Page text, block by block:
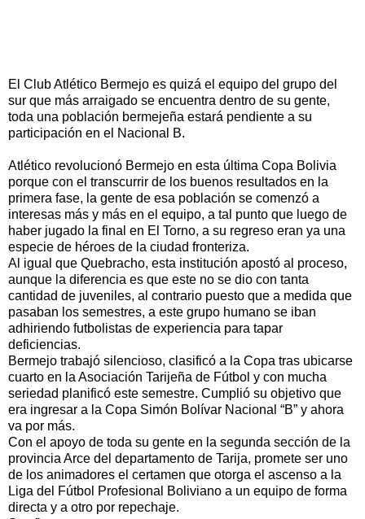
El Club Atlético Bermejo es quizá el equipo del grupo del
sur que más arraigado se encuentra dentro de su gente,
toda una población bermejeña estará pendiente a su
participación en el Nacional B.
Atlético revolucionó Bermejo en esta última Copa Bolivia
porque con el transcurrir de los buenos resultados en la
primera fase, la gente de esa población se comenzó a
interesas más y más en el equipo, a tal punto que luego de
haber jugado la final en El Torno, a su regreso eran ya una
especie de héroes de la ciudad fronteriza.
Al igual que Quebracho, esta institución apostó al proceso,
aunque la diferencia es que este no se dio con tanta
cantidad de juveniles, al contrario puesto que a medida que
pasaban los semestres, a este grupo humano se iban
adhiriendo futbolistas de experiencia para tapar
deficiencias.
Bermejo trabajó silencioso, clasificó a la Copa tras ubicarse
cuarto en la Asociación Tarijeña de Fútbol y con mucha
seriedad planificó este semestre. Cumplió su objetivo que
era ingresar a la Copa Simón Bolívar Nacional “B” y ahora
va por más.
Con el apoyo de toda su gente en la segunda sección de la
provincia Arce del departamento de Tarija, promete ser uno
de los animadores el certamen que otorga el ascenso a la
Liga del Fútbol Profesional Boliviano a un equipo de forma
directa y a otro por repechaje.